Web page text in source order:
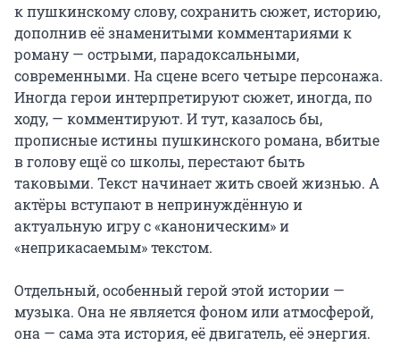
к пушкинскому слову, сохранить сюжет, историю,
дополнив её знаменитыми комментариями к
роману — острыми, парадоксальными,
современными. На сцене всего четыре персонажа.
Иногда герои интерпретируют сюжет, иногда, по
ходу, — комментируют. И тут, казалось бы,
прописные истины пушкинского романа, вбитые
в голову ещё со школы, перестают быть
таковыми. Текст начинает жить своей жизнью. А
актёры вступают в непринуждённую и
актуальную игру с «каноническим» и
«неприкасаемым» текстом.
Отдельный, особенный герой этой истории —
музыка. Она не является фоном или атмосферой,
она — сама эта история, её двигатель, её энергия.